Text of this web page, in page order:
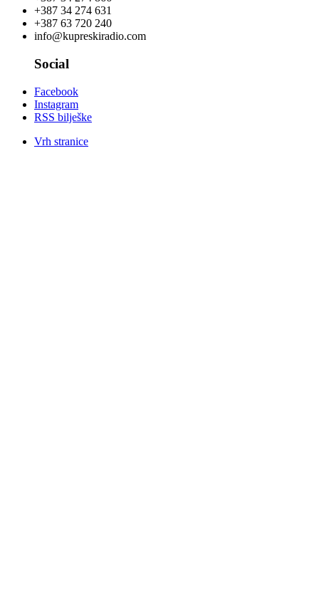
+387 34 274 631
+387 63 720 240
info@kupreskiradio.com
Social
Facebook
Instagram
RSS bilješke
Vrh stranice